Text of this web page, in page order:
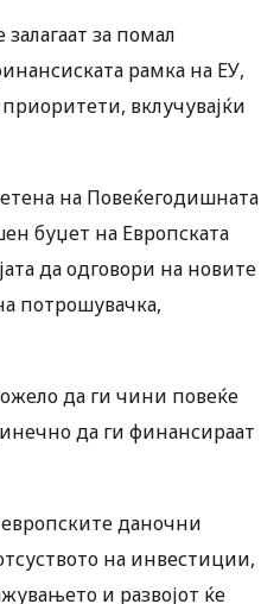
за помал
рамка на ЕУ,
вклучувајќи
на Повеќегодишната
буџет на Европската
да одговори на новите
потрошувачка,
да ги чини повеќе
да ги финансираат
даночни
на инвестиции,
и развојот ќе